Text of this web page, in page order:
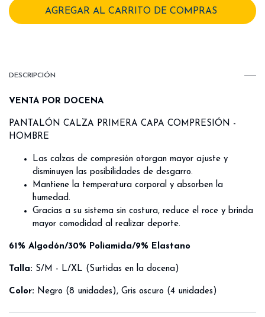
DESCRIPCIÓN
VENTA POR DOCENA
PANTALÓN CALZA PRIMERA CAPA COMPRESIÓN -
HOMBRE
Las calzas de compresión otorgan mayor ajuste y
disminuyen las posibilidades de desgarro.
Mantiene la temperatura corporal y absorben la
humedad.
Gracias a su sistema sin costura, reduce el roce y brinda
mayor comodidad al realizar deporte.
61% Algodón/30% Poliamida/9% Elastano
Talla: S/M - L/XL (Surtidas en la docena)
Color: Negro (8 unidades), Gris oscuro (4 unidades)